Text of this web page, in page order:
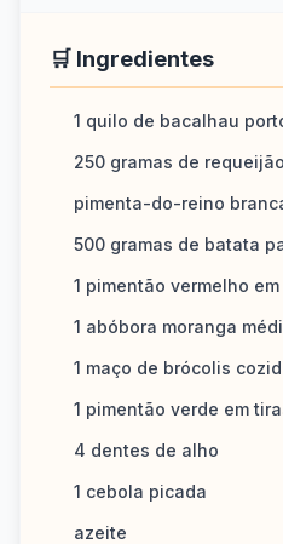
🛒 Ingredientes
1 quilo de bacalhau
250 gramas de
pimenta-do-reino
500 gramas de batata
1 pimentão vermelho
1 abóbora moranga
1 maço de brócolis
1 pimentão verde em
4 dentes de alho
1 cebola picada
azeite